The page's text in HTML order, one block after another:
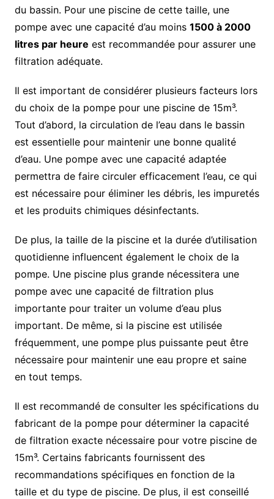
du bassin. Pour une piscine de cette taille, une
pompe avec une capacité d’au moins 1500 à 2000
litres par heure est recommandée pour assurer une
filtration adéquate.
Il est important de considérer plusieurs facteurs lors
du choix de la pompe pour une piscine de 15m³.
Tout d’abord, la circulation de l’eau dans le bassin
est essentielle pour maintenir une bonne qualité
d’eau. Une pompe avec une capacité adaptée
permettra de faire circuler efficacement l’eau, ce qui
est nécessaire pour éliminer les débris, les impuretés
et les produits chimiques désinfectants.
De plus, la taille de la piscine et la durée d’utilisation
quotidienne influencent également le choix de la
pompe. Une piscine plus grande nécessitera une
pompe avec une capacité de filtration plus
importante pour traiter un volume d’eau plus
important. De même, si la piscine est utilisée
fréquemment, une pompe plus puissante peut être
nécessaire pour maintenir une eau propre et saine
en tout temps.
Il est recommandé de consulter les spécifications du
fabricant de la pompe pour déterminer la capacité
de filtration exacte nécessaire pour votre piscine de
15m³. Certains fabricants fournissent des
recommandations spécifiques en fonction de la
taille et du type de piscine. De plus, il est conseillé